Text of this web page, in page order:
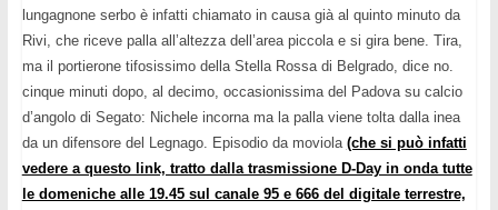
lungagnone serbo è infatti chiamato in causa già al quinto minuto da
Rivi, che riceve palla all’altezza dell’area piccola e si gira bene. Tira,
ma il portierone tifosissimo della Stella Rossa di Belgrado, dice no.
cinque minuti dopo, al decimo, occasionissima del Padova su calcio
d’angolo di Segato: Nichele incorna ma la palla viene tolta dalla inea
da un difensore del Legnago. Episodio da moviola (che si può infatti
vedere a questo link, tratto dalla trasmissione D-Day in onda tutte
le domeniche alle 19.45 sul canale 95 e 666 del digitale terrestre,